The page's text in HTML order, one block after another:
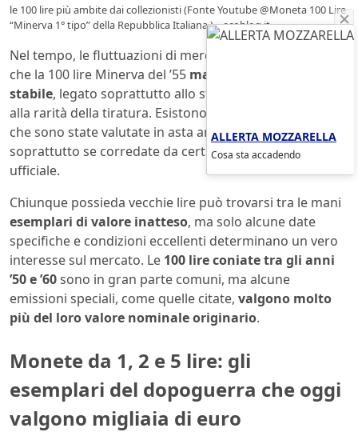
le 100 lire più ambite dai collezionisti (Fonte Youtube @Moneta 100 Lire
“Minerva 1° tipo” della Repubblica Italiana ) – ecoblog.it
Nel tempo, le fluttuazioni di mercato hanno dimostrato
che la 100 lire Minerva del ’55 mantiene un valore
stabile, legato soprattutto allo stato di conservazione e
alla rarità della tiratura. Esistono versioni fior di conio
che sono state valutate in asta anche oltre i 1.000 euro,
soprattutto se corredate da certificazione numismatica
ufficiale.
Chiunque possieda vecchie lire può trovarsi tra le mani
esemplari di valore inatteso, ma solo alcune date
specifiche e condizioni eccellenti determinano un vero
interesse sul mercato. Le 100 lire coniate tra gli anni
’50 e ’60sono in gran parte comuni, ma alcune
emissioni speciali, come quelle citate, valgono molto
più del loro valore nominale originario.
Monete da 1, 2 e 5 lire: gli
esemplari del dopoguerra che oggi
valgono migliaia di euro
ALLERTA MOZZARELLA
Cosa sta accadendo